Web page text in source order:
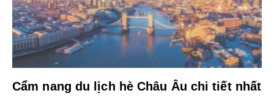
Cẩm nang du lịch hè Châu Âu chi tiết nhất